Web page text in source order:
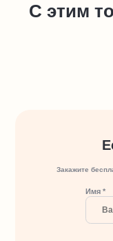
С этим
Закажите
Имя *